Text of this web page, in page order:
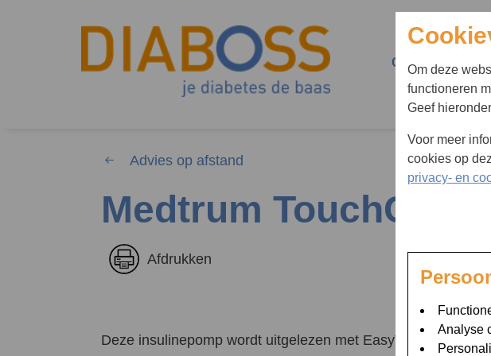
Over Diaboss
Wie zijn wij
Waar bent u
Advies op afstand
Medtrum TouchCare
Afdrukken
Deze insulinepomp wordt uitgelezen met EasyView.
Om deze
functioneren
Geef
Voor meer
cookies op
privacy- en
Analyse